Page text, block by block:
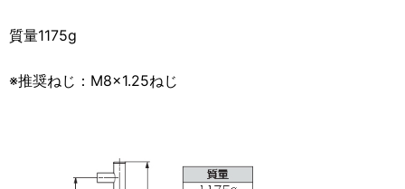
質量1175g
※推奨ねじ：M8×1.25ねじ